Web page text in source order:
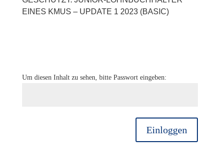
EINES KMUS – UPDATE 1 2023 (BASIC)
Um diesen Inhalt zu sehen, bitte Passwort eingeben:
Einloggen